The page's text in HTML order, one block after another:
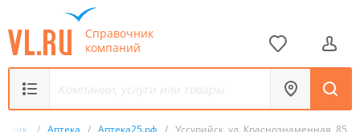
Справочник
компаний
/ Аптека / Аптека25.рф / Уссурийск, ул. Краснознаменная, 85